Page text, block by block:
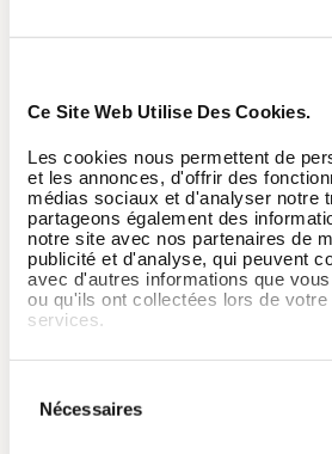
Ce Site Web Utilise Des Cookies.
Les cookies nous permettent de
et les annonces, d'offrir des
médias sociaux et d'analyser notre
partageons également des
notre site avec nos partenaires de
publicité et d'analyse, qui peuvent
avec d'autres informations que
ou qu'ils ont collectées lors de
services.
Nécessaires
Et l’urgence est
Ces chiffres ci dessous le
de soi n’est pas un luxe, c’est
tenir dans la durée.
Avec ce programme, nous vous